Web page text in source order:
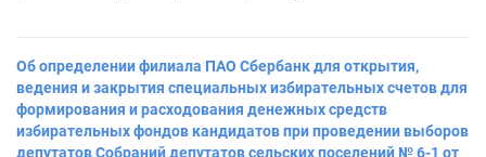
Об определении филиала ПАО Сбербанк для открытия,
ведения и закрытия специальных избирательных счетов для
формирования и расходования денежных средств
избирательных фондов кандидатов при проведении выборов
депутатов Собраний депутатов сельских поселений № 6-1 от